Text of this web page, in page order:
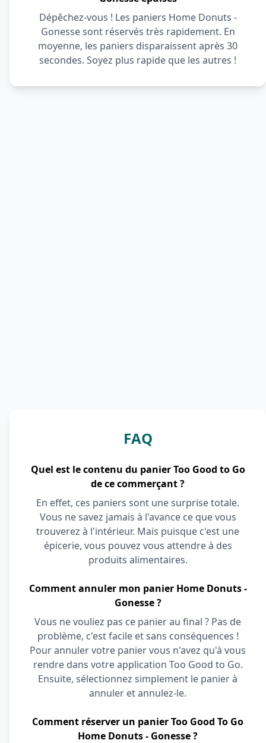
Dépêchez-vous ! Les paniers Home Donuts -
Gonesse sont réservés très rapidement. En
moyenne, les paniers disparaissent après 30
secondes. Soyez plus rapide que les autres !
FAQ
Quel est le contenu du panier Too Good to Go
de ce commerçant ?
En effet, ces paniers sont une surprise totale.
Vous ne savez jamais à l'avance ce que vous
trouverez à l'intérieur. Mais puisque c'est une
épicerie, vous pouvez vous attendre à des
produits alimentaires.
Comment annuler mon panier Home Donuts -
Gonesse ?
Vous ne vouliez pas ce panier au final ? Pas de
problème, c'est facile et sans conséquences !
Pour annuler votre panier vous n'avez qu'à vous
rendre dans votre application Too Good to Go.
Ensuite, sélectionnez simplement le panier à
annuler et annulez-le.
Comment réserver un panier Too Good To Go
Home Donuts - Gonesse ?